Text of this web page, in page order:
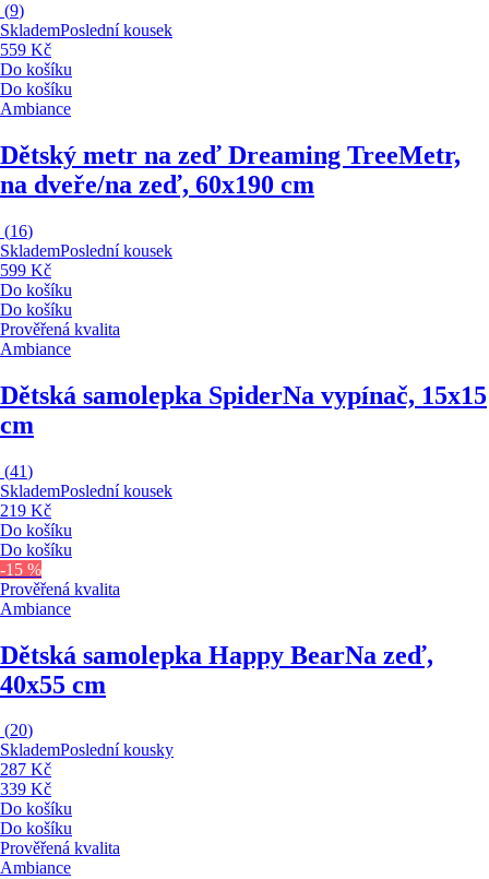
(9)
SklademPoslední kousek
559 Kč
Do košíku
Do košíku
Ambiance
Dětský metr na zeď Dreaming TreeMetr,
na dveře/na zeď, 60x190 cm
(16)
SklademPoslední kousek
599 Kč
Do košíku
Do košíku
Prověřená kvalita
Ambiance
Dětská samolepka SpiderNa vypínač, 15x15
cm
(41)
SklademPoslední kousek
219 Kč
Do košíku
Do košíku
-15 %
Prověřená kvalita
Ambiance
Dětská samolepka Happy BearNa zeď,
40x55 cm
(20)
SklademPoslední kousky
287 Kč
339 Kč
Do košíku
Do košíku
Prověřená kvalita
Ambiance